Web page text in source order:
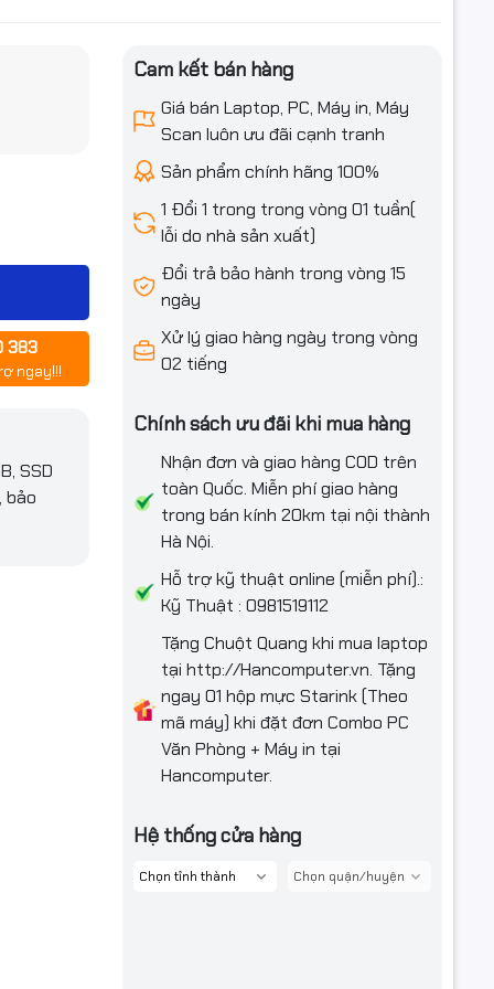
383
ngay!!!
SSD
bảo
Cam kết bán hàng
Giá bán Laptop, PC, Máy in, Máy
Scan luôn ưu đãi cạnh tranh
Sản phẩm chính hãng 100%
1 Đổi 1 trong trong vòng 01 tuần(
lỗi do nhà sản xuất)
Đổi trả bảo hành trong vòng 15
ngày
Xử lý giao hàng ngày trong vòng
02 tiếng
Chính sách ưu đãi khi mua hàng
Nhận đơn và giao hàng COD trên
toàn Quốc. Miễn phí giao hàng
trong bán kính 20km tại nội thành
Hà Nội.
Hỗ trợ kỹ thuật online (miễn phí).:
Kỹ Thuật : 0981519112
Tặng Chuột Quang khi mua laptop
tại http://Hancomputer.vn. Tặng
ngay 01 hộp mực Starink (Theo
mã máy) khi đặt đơn Combo PC
Văn Phòng + Máy in tại
Hancomputer.
Hệ thống cửa hàng
ưu đãi